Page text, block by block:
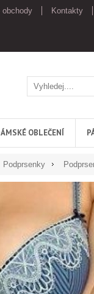
obchody
Kontakty
OBLEČENÍ
Podprsenky